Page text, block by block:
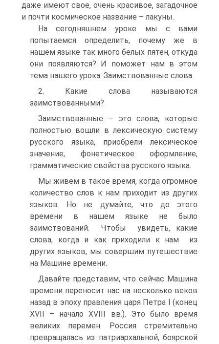
даже имеют свое, очень красивое, загадочное
и почти космическое название – лакуны.
На сегодняшнем уроке мы с вами
попытаемся определить, почему же в
нашем языке так много белых пятен, откуда
они появляются? И поможет нам в этом
тема нашего урока: Заимствованные слова.
2. Какие слова называются
заимствованными?
Заимствованные – это слова, которые
полностью вошли в лексическую систему
русского языка, приобрели лексическое
значение, фонетическое оформление,
грамматические свойства русского языка.
Мы живем в такое время, когда огромное
количество слов к нам приходит из других
языков. Но не думайте, что до этого
времени в нашем языке не было
заимствований. Чтобы увидеть, какие
слова, когда и как приходили к нам из
других языков, мы совершим путешествие
на Машине времени.
Давайте представим, что сейчас Машина
времени переносит нас на несколько веков
назад в эпоху правления царя Петра I (конец
XVII – начало XVIII вв.). Это было время
великих перемен. Россия стремительно
превращалась из патриархальной, боярской